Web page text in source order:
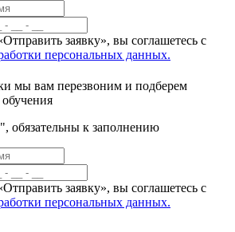
заявку», вы соглашетесь с
персональных данных.
мы вам перезвоним и подберем
обязательны к заполнению
заявку», вы соглашетесь с
персональных данных.